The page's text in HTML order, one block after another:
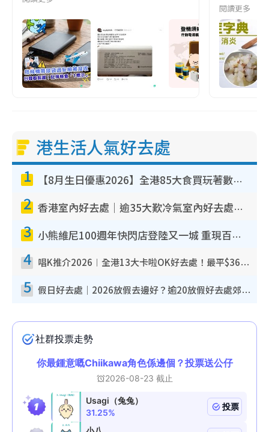
閱讀更多
港生活人氣好去處
1 【8月生日優惠2026】全港85大食買玩著數攻略 自助餐/火鍋放題同行免費＋誠品/DONKI送現金券
2 香港室內好去處｜逾35大歎冷氣室內好去處推介 室內活動免費避雨無懼落雨
3 小熊維尼100週年快閃店登陸又一城 重現百畝森林經典場景／獨家限定盲盒登場／專屬DIY香水
4 唱K推介2026︱全港13大卡啦OK好去處！最平$36起 日文K都有！(附地址+收費詳情)
5 假日好去處｜2026放假去邊好？逾20放假好去處郊外/秘景 休閒半日或一日遊